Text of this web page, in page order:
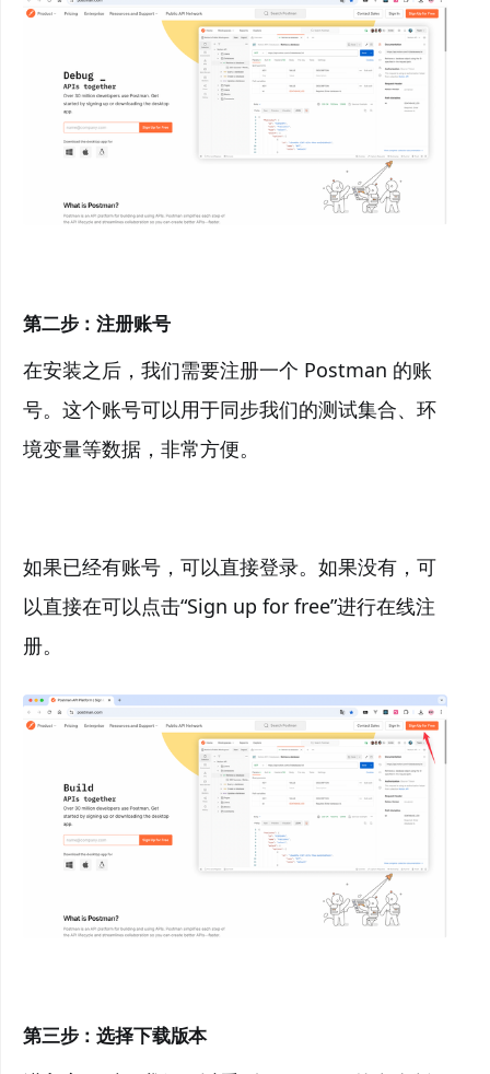
第二步：注册账号
在安装之后，我们需要注册一个 Postman 的账
号。这个账号可以用于同步我们的测试集合、环
境变量等数据，非常方便。
如果已经有账号，可以直接登录。如果没有，可
以直接在可以点击“Sign up for free”进行在线注
册。
第三步：选择下载版本